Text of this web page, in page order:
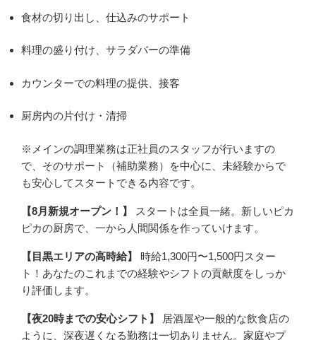
食材の切り出し、仕込みのサポート
料理の盛り付け、サラダバーの準備
カウンターでの料理の提供、接客
厨房内の片付け・清掃
※メインの調理業務は正社員のスタッフが行いますの
で、そのサポート（補助業務）を中心に、未経験からで
も安心してスタートできる内容です。
【8月新規オープン！】
スタートは全員一緒。新しいピカ
ピカの厨房で、一から人間関係を作っていけます。
【目黒エリアの高時給】
時給1,300円〜1,500円スター
ト！あなたのこれまでの経験やシフトの貢献度をしっか
り評価します。
【夜20時までの安心シフト】
居酒屋や一般的な飲食店の
ように、深夜遅くなる勤務は一切ありません。家庭やプ